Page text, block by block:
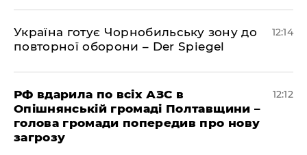
Україна готує Чорнобильську зону до
повторної оборони – Der Spiegel
12:14
РФ вдарила по всіх АЗС в
Опішнянській громаді Полтавщини –
голова громади попередив про нову
загрозу
12:12